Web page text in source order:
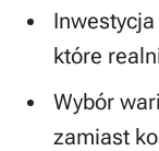
które
Wybór
zamiast